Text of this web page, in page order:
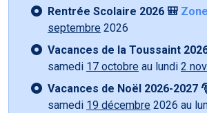
Rentrée Scolaire 2026 🎒
septembre 2026
Vacances de la Toussaint
samedi 17 octobre au lundi 2
Vacances de Noël 2026-2027
samedi 19 décembre 2026 au